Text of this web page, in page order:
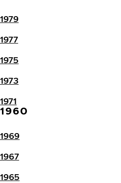
1979
1977
1975
1973
1971
1960
1969
1967
1965